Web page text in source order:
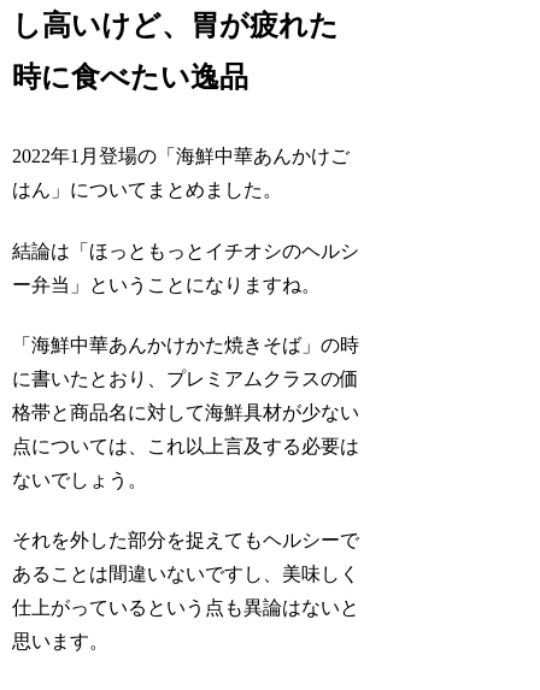
し高いけど、胃が疲れた
時に食べたい逸品
2022年1月登場の「海鮮中華あんかけご
はん」についてまとめました。
結論は「ほっともっとイチオシのヘルシ
ー弁当」ということになりますね。
「海鮮中華あんかけかた焼きそば」の時
に書いたとおり、プレミアムクラスの価
格帯と商品名に対して海鮮具材が少ない
点については、これ以上言及する必要は
ないでしょう。
それを外した部分を捉えてもヘルシーで
あることは間違いないですし、美味しく
仕上がっているという点も異論はないと
思います。